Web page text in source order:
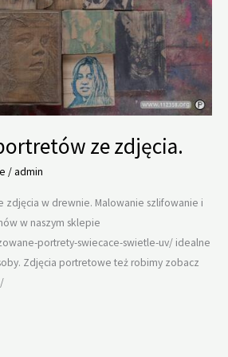
ze zdjęcia.
/admin
zdjęcia w drewnie. Malowanie szlifowanie i
w naszym sklepie
portrety-swiecace-swietle-uv/ idealne
Zdjęcia portretowe też robimy zobacz